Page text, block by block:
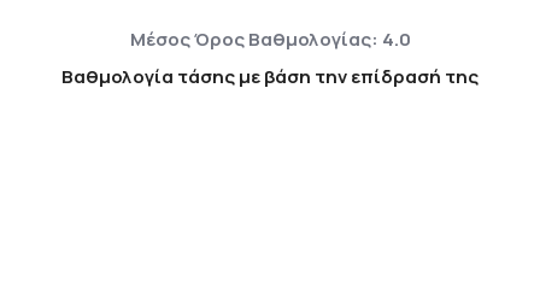
Μέσος Όρος Βαθμολογίας: 4.0
Βαθμολογία τάσης με βάση την επίδρασή της